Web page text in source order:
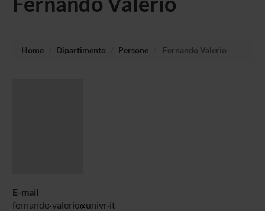
Home Dipartimento Persone Fernando Valerio
E-mail
fernando valerio univr it